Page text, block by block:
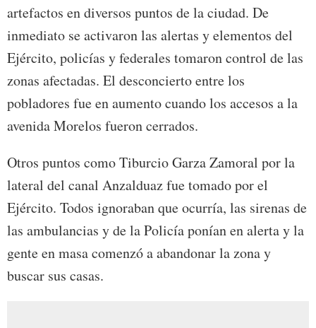
artefactos en diversos puntos de la ciudad. De
inmediato se activaron las alertas y elementos del
Ejército, policías y federales tomaron control de las
zonas afectadas. El desconcierto entre los
pobladores fue en aumento cuando los accesos a la
avenida Morelos fueron cerrados.
Otros puntos como Tiburcio Garza Zamoral por la
lateral del canal Anzalduaz fue tomado por el
Ejército. Todos ignoraban que ocurría, las sirenas de
las ambulancias y de la Policía ponían en alerta y la
gente en masa comenzó a abandonar la zona y
buscar sus casas.